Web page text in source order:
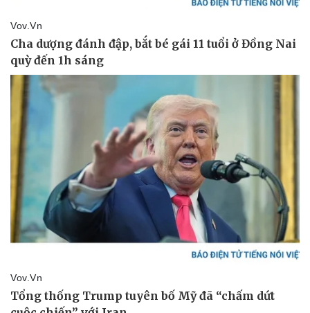
Sức khỏe
Dinh dưỡng - món ngon
Cây thuốc
Sản phụ khoa
Nhi khoa
Phòng mạch online
Ăn sạch sống khỏe
Đời sống
Nhà đẹp
Blog
Tình yêu - Gia đình